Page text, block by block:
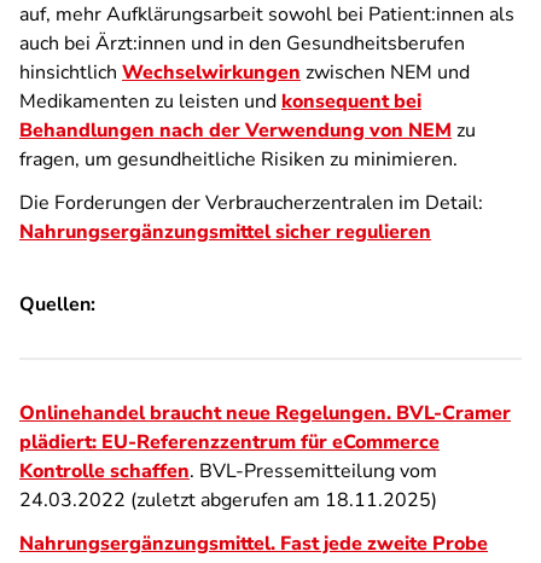
auf, mehr Aufklärungsarbeit sowohl bei Patient:innen als
auch bei Ärzt:innen und in den Gesundheitsberufen
hinsichtlich Wechselwirkungen zwischen NEM und
Medikamenten zu leisten und konsequent bei
Behandlungen nach der Verwendung von NEM zu
fragen, um gesundheitliche Risiken zu minimieren.
Die Forderungen der Verbraucherzentralen im Detail:
Nahrungsergänzungsmittel sicher regulieren
Quellen:
Onlinehandel braucht neue Regelungen. BVL-Cramer
plädiert: EU-Referenzzentrum für eCommerce
Kontrolle schaffen. BVL-Pressemitteilung vom
24.03.2022 (zuletzt abgerufen am 18.11.2025)
Nahrungsergänzungsmittel. Fast jede zweite Probe